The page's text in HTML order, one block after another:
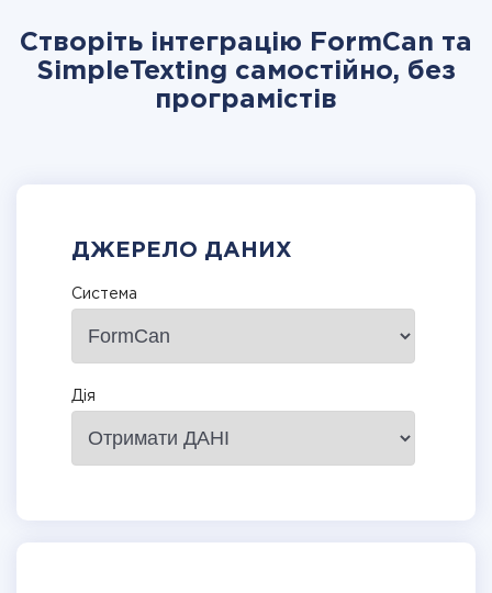
Створіть інтеграцію FormCan та
SimpleTexting самостійно, без
програмістів
ДЖЕРЕЛО ДАНИХ
Система
Дія